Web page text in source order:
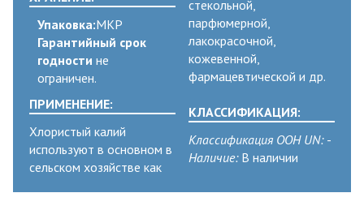
Упаковка:МКР
Гарантийный срок
годности не
ограничен.
ПРИМЕНЕНИЕ:
Хлористый калий
используют в основном в
сельском хозяйстве как
стекольной,
парфюмерной,
лакокрасочной,
кожевенной,
фармацевтической и др.
КЛАССИФИКАЦИЯ:
Классификация ООН UN:-
Наличие:В наличии